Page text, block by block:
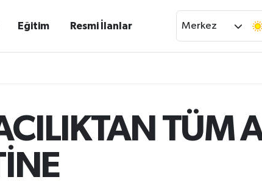
Eğitim Resmi İlanlar Merkez
TÜM